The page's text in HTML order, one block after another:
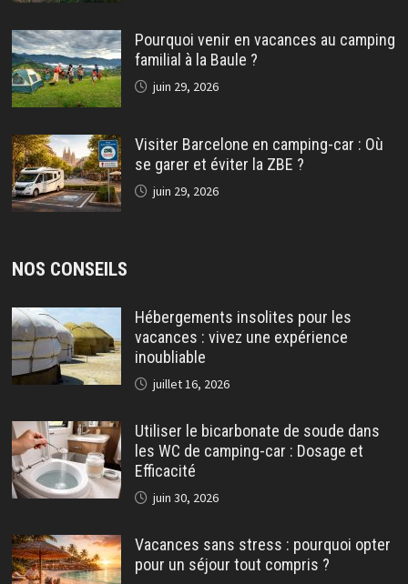
Pourquoi venir en vacances au camping
familial à la Baule ?
juin 29, 2026
Visiter Barcelone en camping-car : Où
se garer et éviter la ZBE ?
juin 29, 2026
NOS CONSEILS
Hébergements insolites pour les
vacances : vivez une expérience
inoubliable
juillet 16, 2026
Utiliser le bicarbonate de soude dans
les WC de camping-car : Dosage et
Efficacité
juin 30, 2026
Vacances sans stress : pourquoi opter
pour un séjour tout compris ?